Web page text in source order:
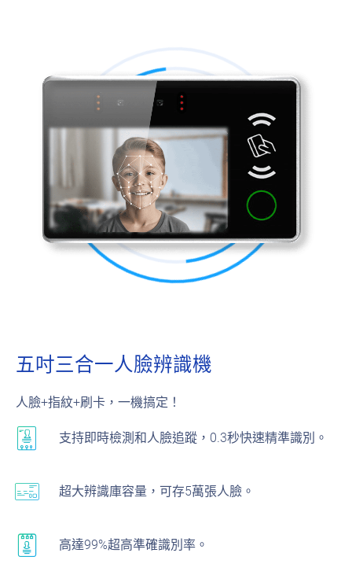
五吋三合一人臉辨識機
人臉+指紋+刷卡，一機搞定！
支持即時檢測和人臉追蹤，0.3秒快速精準識別。
超大辨識庫容量，可存5萬張人臉。
高達99%超高準確識別率。